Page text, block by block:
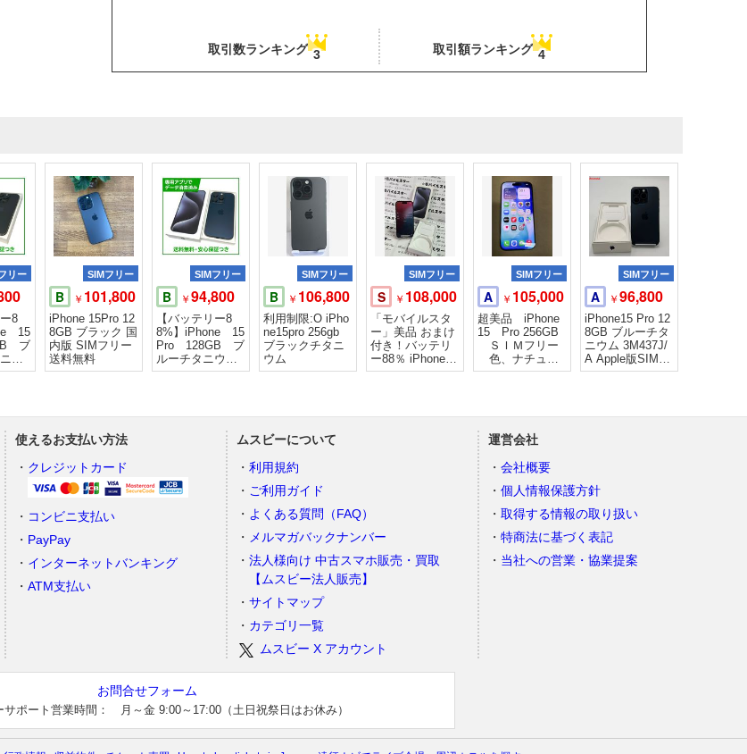
取引数ランキング 3 取引額ランキング 4
リー
8
15
ブ
ウ
ー
SIMフリー
B ￥ 101,800
iPhone 15Pro 12
8GB ブラック 国
内版 SIMフリー
送料無料
SIMフリー
B ￥94,800
【バッテリー8
8%】iPhone 15
Pro 128GB ブ
ルーチタニウ
ム SIMフリー
SIMフリー
B ￥ 106,800
利用制限:O iPho
ne15pro 256gb
ブラックチタニ
ウム
SIMフリー
S ￥ 108,000
「モバイルスタ
ー」美品 おまけ
付き！バッテリ
ー88％ iPhone15
Pro 128gb
SIMフリー
A ￥ 105,000
超美品 iPhone
15 Pro 256GB
ＳＩＭフリー
色、ナチュラ
ルチタニウム
SIMフリー
A ￥96,800
iPhone15 Pro 12
8GB ブルーチタ
ニウム 3M437J/
A Apple版SIMフ
リー
使えるお支払い方法
クレジットカード
コンビニ支払い
PayPay
インターネットバンキング
ATM支払い
ムスビーについて
利用規約
ご利用ガイド
よくある質問（FAQ）
メルマガバックナンバー
法人様向け 中古スマホ販売・買取
【ムスビー法人販売】
サイトマップ
カテゴリ一覧
ムスビー X アカウント
運営会社
会社概要
個人情報保護方針
取得する情報の取り扱い
特商法に基づく表記
当社への営業・協業提案
お問合せフォーム
サポート営業時間： 月～金 9:00～17:00（土日祝祭日はお休み）